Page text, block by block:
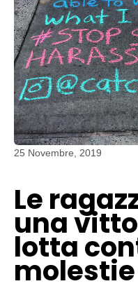
25 Novembre, 2019
Le
una
lotta